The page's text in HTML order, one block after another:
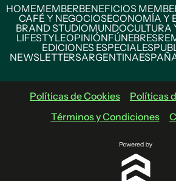
HOMEMEMBERBENEFICIOS
CAFÉ Y NEGOCIOSECONOMÍA Y
BRAND STUDIOMUNDOCULTURA
LIFESTYLEOPINIÓNFÚNEBRES
EDICIONES ESPECIALES
NEWSLETTERSARGENTINA
Políticas de Cookies
Políticas
Términos y Condiciones